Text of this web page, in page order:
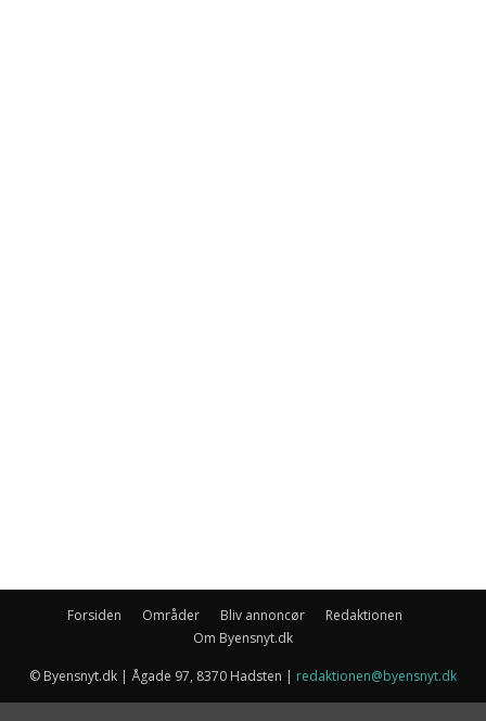
Forsiden Områder Bliv annoncør
Redaktionen
Om Byensnyt.dk
© Byensnyt.dk | Ågade 97, 8370 Hadsten | redaktionen@byensnyt.dk